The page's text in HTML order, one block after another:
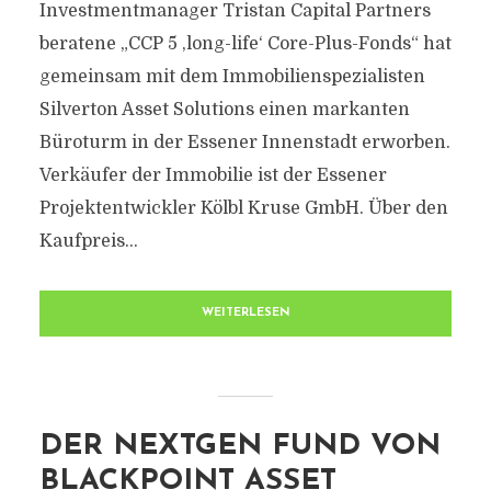
Investmentmanager Tristan Capital Partners
beratene „CCP 5 ,long-life‘ Core-Plus-Fonds“ hat
gemeinsam mit dem Immobilienspezialisten
Silverton Asset Solutions einen markanten
Büroturm in der Essener Innenstadt erworben.
Verkäufer der Immobilie ist der Essener
Projektentwickler Kölbl Kruse GmbH. Über den
Kaufpreis...
WEITERLESEN
DER NEXTGEN FUND VON
BLACKPOINT ASSET